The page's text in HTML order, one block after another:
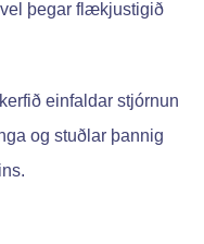
þegar flækjustigið
einfaldar stjórnun
og stuðlar þannig